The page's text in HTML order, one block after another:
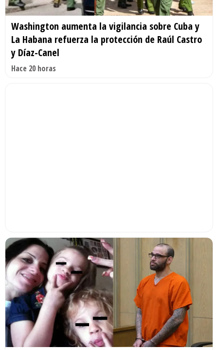
Washington aumenta la vigilancia sobre Cuba y
La Habana refuerza la protección de Raúl Castro
y Díaz-Canel
Hace 20 horas